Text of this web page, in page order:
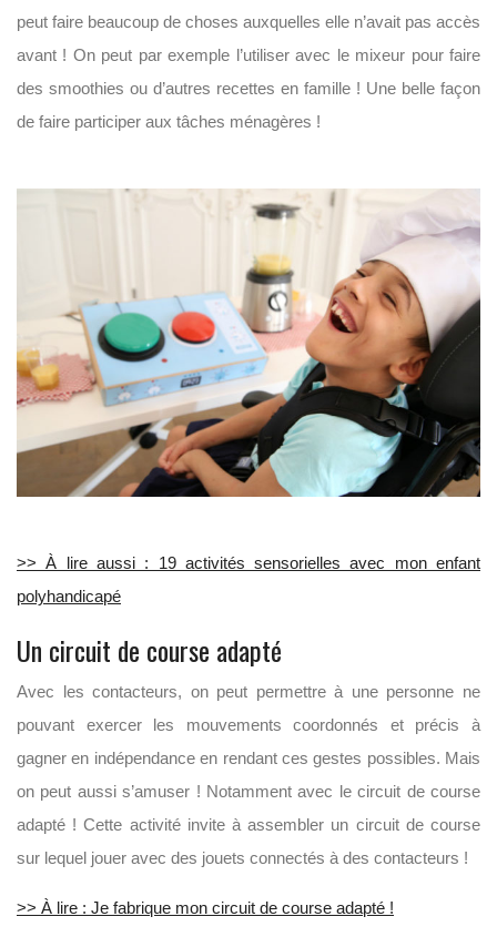
peut faire beaucoup de choses auxquelles elle n’avait pas accès
avant ! On peut par exemple l’utiliser avec le mixeur pour faire
des smoothies ou d’autres recettes en famille ! Une belle façon
de faire participer aux tâches ménagères !
>> À lire aussi : 19 activités sensorielles avec mon enfant
polyhandicapé
Un circuit de course adapté
Avec les contacteurs, on peut permettre à une personne ne
pouvant exercer les mouvements coordonnés et précis à
gagner en indépendance en rendant ces gestes possibles. Mais
on peut aussi s’amuser ! Notamment avec le circuit de course
adapté ! Cette activité invite à assembler un circuit de course
sur lequel jouer avec des jouets connectés à des contacteurs !
>> À lire : Je fabrique mon circuit de course adapté !